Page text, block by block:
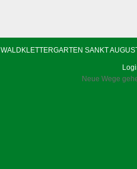
WALDKLETTERGARTEN SANKT
Neue Wege